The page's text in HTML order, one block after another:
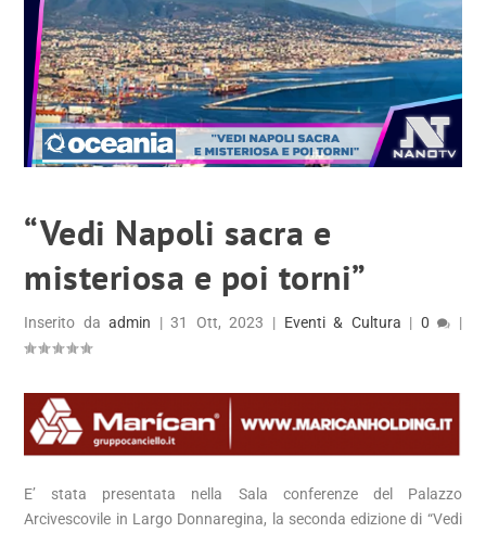
“Vedi Napoli sacra e
misteriosa e poi torni”
Inserito daadmin |31 Ott, 2023 | Eventi & Cultura | 0 |
E’ stata presentata nella Sala conferenze del Palazzo
Arcivescovile in Largo Donnaregina, la seconda edizione di “Vedi